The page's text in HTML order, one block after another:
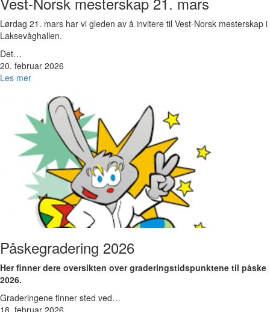
Lørdag 21. mars har vi gleden av å invitere til Vest-Norsk mesterskap i
Laksevåghallen.
Det…
20. februar 2026
Les mer
Påskegradering 2026
Her finner dere oversikten over graderingstidspunktene til påske
2026.
Graderingene finner sted ved…
18. februar 2026